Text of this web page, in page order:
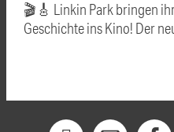
🎬🎸 Linkin Park bringen
Geschichte ins Kino! Der